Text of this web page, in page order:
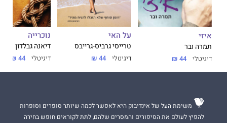
איזי
תמרה ובר
דיגיטלי 44 ₪
על האי
טרייסי גרביס-גרייבס
דיגיטלי 44 ₪
נוכרייה
דיאנה גבלדון
דיגיטלי 44 ₪
משימת העל של אינדיבוק היא לאפשר לכמה שיותר סופרים וסופרות
להפיץ לעולם את הסיפורים והמסרים שלהם, לתת לקוראים חופש בחירה